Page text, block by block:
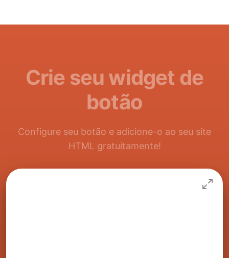
Crie seu widget de
botão
Configure seu botão e adicione-o ao seu site
HTML gratuitamente!